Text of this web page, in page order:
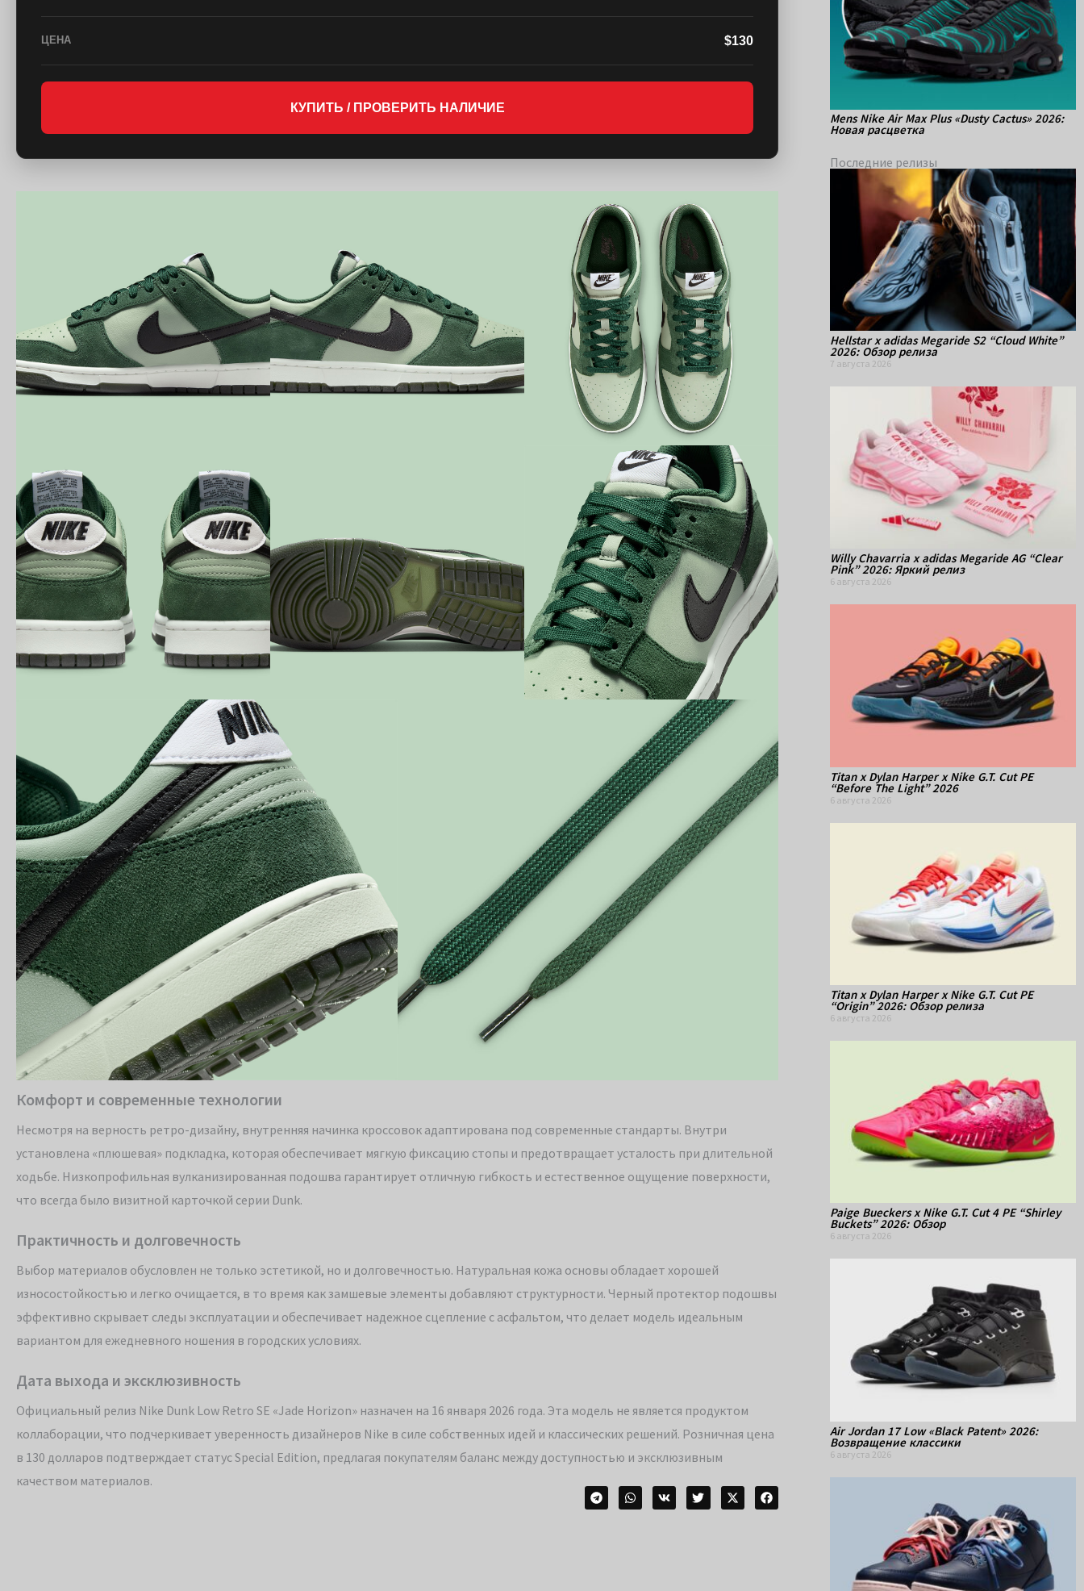
ЦЕНА $130
КУПИТЬ / ПРОВЕРИТЬ НАЛИЧИЕ
Комфорт и современные технологии
Несмотря на верность ретро-дизайну, внутренняя начинка кроссовок адаптирована под современные стандарты. Внутри
установлена «плюшевая» подкладка, которая обеспечивает мягкую фиксацию стопы и предотвращает усталость при длительной
ходьбе. Низкопрофильная вулканизированная подошва гарантирует отличную гибкость и естественное ощущение поверхности,
что всегда было визитной карточкой серии Dunk.
Практичность и долговечность
Выбор материалов обусловлен не только эстетикой, но и долговечностью. Натуральная кожа основы обладает хорошей
износостойкостью и легко очищается, в то время как замшевые элементы добавляют структурности. Черный протектор подошвы
эффективно скрывает следы эксплуатации и обеспечивает надежное сцепление с асфальтом, что делает модель идеальным
вариантом для ежедневного ношения в городских условиях.
Дата выхода и эксклюзивность
Официальный релиз Nike Dunk Low Retro SE «Jade Horizon» назначен на 16 января 2026 года. Эта модель не является продуктом
коллаборации, что подчеркивает уверенность дизайнеров Nike в силе собственных идей и классических решений. Розничная цена
в 130 долларов подтверждает статус Special Edition, предлагая покупателям баланс между доступностью и эксклюзивным
качеством материалов.
Mens Nike Air Max Plus «Dusty Cactus» 2026:
Новая расцветка
Последние релизы
Hellstar x adidas Megaride S2 “Cloud White”
2026: Обзор релиза
7 августа 2026
Willy Chavarria x adidas Megaride AG “Clear
Pink” 2026: Яркий релиз
6 августа 2026
Titan x Dylan Harper x Nike G.T. Cut PE
“Before The Light” 2026
6 августа 2026
Titan x Dylan Harper x Nike G.T. Cut PE
“Origin” 2026: Обзор релиза
6 августа 2026
Paige Bueckers x Nike G.T. Cut 4 PE “Shirley
Buckets” 2026: Обзор
6 августа 2026
Air Jordan 17 Low «Black Patent» 2026:
Возвращение классики
6 августа 2026